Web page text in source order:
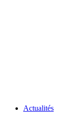
Actualités